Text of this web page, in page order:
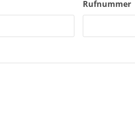
Rufnummer